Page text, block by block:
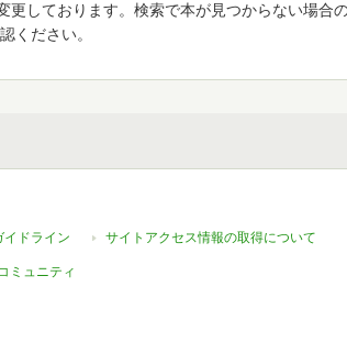
更しております。検索で本が見つからない場合
ください。
ドライン サイトアクセス情報の取得について
ミュニティ